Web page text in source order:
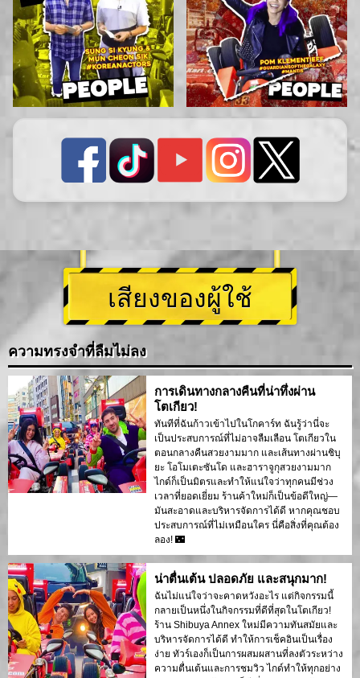
เสียงของผู้ใช้
ความทรงจำที่ลืมไม่ลง
การเดินทางกลางคืนที่น่าทึ่งผ่าน
โตเกียว!
ทันทีที่ฉันก้าวเข้าไปในโกคาร์ท ฉันรู้ว่านี่จะ
เป็นประสบการณ์ที่ไม่อาจลืมเลือน โตเกียวใน
ตอนกลางคืนสวยงามมาก และเส้นทางผ่านชิบุ
ยะ โอโมเตะซันโด และฮาราจูกุสวยงามมาก
ไกด์ก็เป็นมิตรและทำให้แน่ใจว่าทุกคนมีช่วง
เวลาที่ยอดเยี่ยม ร้านค้าใหม่ก็เป็นข้อดีใหญ่—
มันสะอาดและบริหารจัดการได้ดี หากคุณชอบ
ประสบการณ์ที่ไม่เหมือนใคร นี่คือสิ่งที่คุณต้อง
ลอง! 🌃
น่าตื่นเต้น ปลอดภัย และสนุกมาก!
ฉันไม่แน่ใจว่าจะคาดหวังอะไร แต่กิจกรรมนี้
กลายเป็นหนึ่งในกิจกรรมที่ดีที่สุดในโตเกียว!
ร้าน Shibuya Annex ใหม่มีความทันสมัยและ
บริหารจัดการได้ดี ทำให้การเช็คอินเป็นเรื่อง
ง่าย ทัวร์เองก็เป็นการผสมผสานที่ลงตัวระหว่าง
ความตื่นเต้นและการชมวิว ไกด์ทำให้ทุกอย่าง